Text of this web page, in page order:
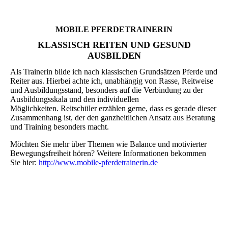
MOBILE PFERDETRAINERIN
KLASSISCH REITEN UND GESUND
AUSBILDEN
Als Trainerin bilde ich nach klassischen Grundsätzen Pferde und
Reiter aus. Hierbei achte ich, unabhängig von Rasse, Reitweise
und Ausbildungsstand, besonders auf die Verbindung zu der
Ausbildungsskala und den individuellen
Möglichkeiten. Reitschüler erzählen gerne, dass es gerade dieser
Zusammenhang ist, der den ganzheitlichen Ansatz aus Beratung
und Training besonders macht.
Möchten Sie mehr über Themen wie Balance und motivierter
Bewegungsfreiheit hören? Weitere Informationen bekommen
Sie hier: http://www.mobile-pferdetrainerin.de